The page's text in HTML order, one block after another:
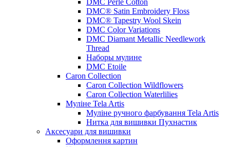
DMC® Satin Embroidery Floss
DMC® Tapestry Wool Skein
DMC Color Variations
DMC Diamant Metallic Needlework
Thread
Наборы мулине
DMC Etoile
Caron Collection
Caron Collection Wildflowers
Caron Collection Waterlilies
Муліне Tela Artis
Муліне ручного фарбування Tela Artis
Нитка для вишивки Пухнастик
Аксесуари для вишивки
Оформлення картин